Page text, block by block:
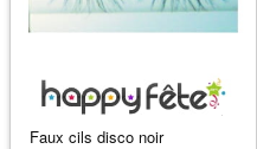
Faux cils disco noir